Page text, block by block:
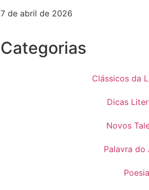
7 de abril de 2026
Categorias
Clássicos da
Dicas
Novos
Palavra do
Poesia